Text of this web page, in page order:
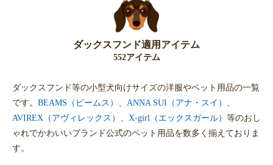
ダックスフンド適用アイテム
552アイテム
ダックスフンド等の小型犬向けサイズの洋服やペット用品の一覧
です。 BEAMS（ビームス） ANNA SUI（アナ・スイ）
AVIREX（アヴィレックス）
X-girl（エックスガール） 等のおし
ゃれでかわいいブランド公式のペット用品を数多く揃えておりま
す。